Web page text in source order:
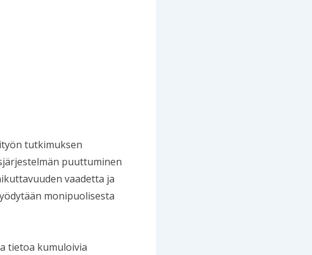
tutkimuksen
puuttuminen
vaadetta ja
monipuolisesta
tietoa kumuloivia